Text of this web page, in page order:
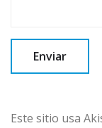
Este sitio usa